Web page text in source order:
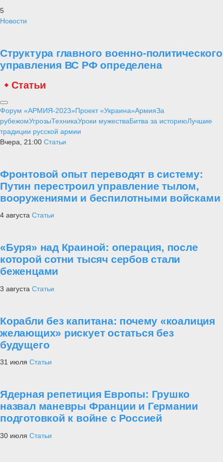
5
Новости
Структура главного военно-политического
управления ВС РФ определена
Статьи
Форум «АРМИЯ-2023»Проект «Украина»АрмияЗа
рубежомУгрозыТехникаУроки мужестваБитва за историюЛучшие
традиции русской армии
Вчера, 21:00 Статьи
Фронтовой опыт переводят в систему:
Путин перестроил управление тылом,
вооружениями и беспилотными войсками
4 августа Статьи
«Буря» над Краиной: операция, после
которой сотни тысяч сербов стали
беженцами
3 августа Статьи
Корабли без капитана: почему «коалиция
желающих» рискует остаться без
будущего
31 июля Статьи
Ядерная репетиция Европы: Грушко
назвал маневры Франции и Германии
подготовкой к войне с Россией
30 июля Статьи